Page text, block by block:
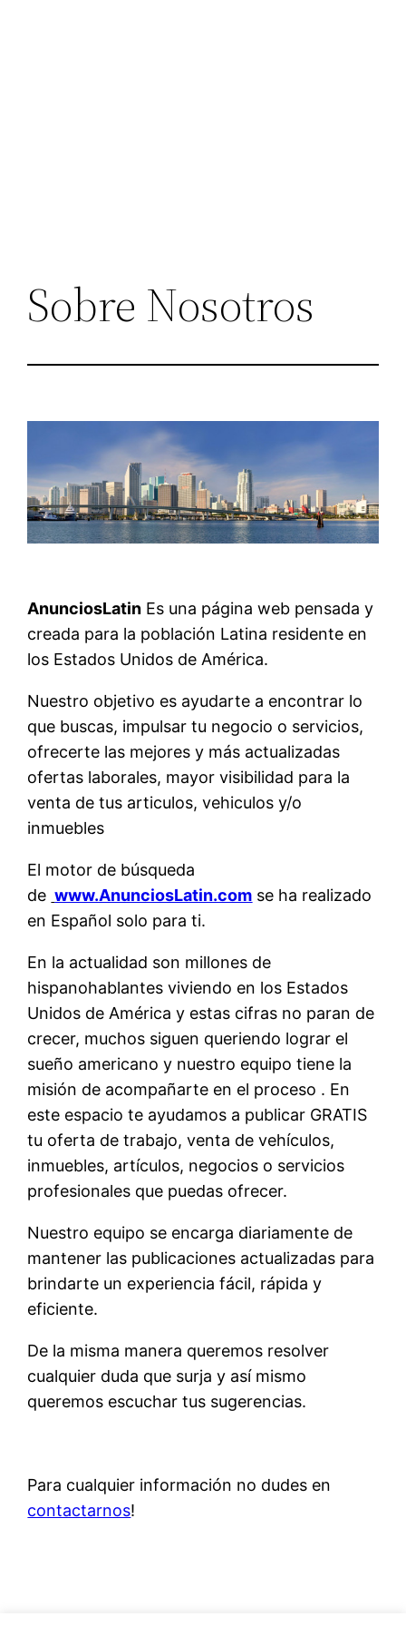
Sobre Nosotros
AnunciosLatin Es una página web pensada y
creada para la población Latina residente en
los Estados Unidos de América.
Nuestro objetivo es ayudarte a encontrar lo
que buscas, impulsar tu negocio o servicios,
ofrecerte las mejores y más actualizadas
ofertas laborales, mayor visibilidad para la
venta de tus articulos, vehiculos y/o
inmuebles
El motor de búsqueda
de www.AnunciosLatin.com se ha realizado
en Español solo para ti.
En la actualidad son millones de
hispanohablantes viviendo en los Estados
Unidos de América y estas cifras no paran de
crecer, muchos siguen queriendo lograr el
sueño americano y nuestro equipo tiene la
misión de acompañarte en el proceso . En
este espacio te ayudamos a publicar GRATIS
tu oferta de trabajo, venta de vehículos,
inmuebles, artículos, negocios o servicios
profesionales que puedas ofrecer.
Nuestro equipo se encarga diariamente de
mantener las publicaciones actualizadas para
brindarte un experiencia fácil, rápida y
eficiente.
De la misma manera queremos resolver
cualquier duda que surja y así mismo
queremos escuchar tus sugerencias.
Para cualquier información no dudes en
contactarnos!